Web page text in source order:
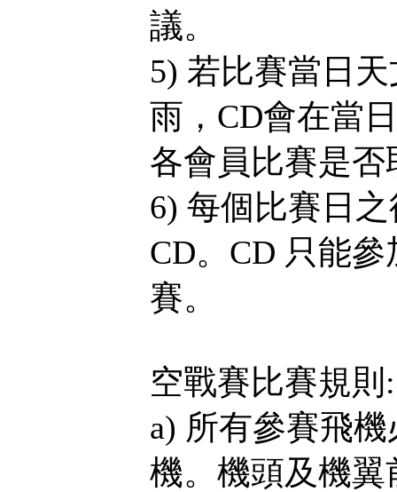
議。
5) 若比賽當日
雨，CD會在當
各會員比賽是否
6) 每個比賽日
CD。CD 只能
賽。
空戰賽比賽規則:
a) 所有參賽飛
機。機頭及機